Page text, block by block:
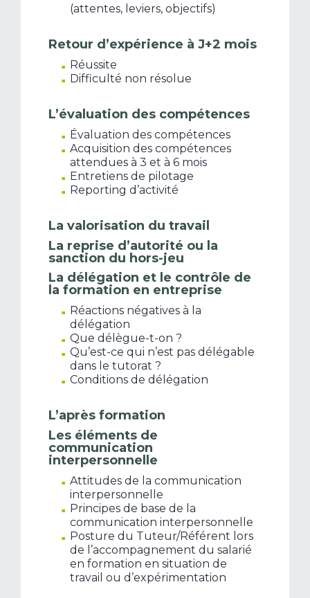
(attentes, leviers, objectifs)
Retour d’expérience à J+2 mois
Réussite
Difficulté non résolue
L’évaluation des compétences
Évaluation des compétences
Acquisition des compétences
attendues à 3 et à 6 mois
Entretiens de pilotage
Reporting d’activité
La valorisation du travail
La reprise d’autorité ou la
sanction du hors-jeu
La délégation et le contrôle de
la formation en entreprise
Réactions négatives à la
délégation
Que délègue-t-on ?
Qu’est-ce qui n’est pas délégable
dans le tutorat ?
Conditions de délégation
L’après formation
Les éléments de
communication
interpersonnelle
Attitudes de la communication
interpersonnelle
Principes de base de la
communication interpersonnelle
Posture du Tuteur/Référent lors
de l’accompagnement du salarié
en formation en situation de
travail ou d’expérimentation